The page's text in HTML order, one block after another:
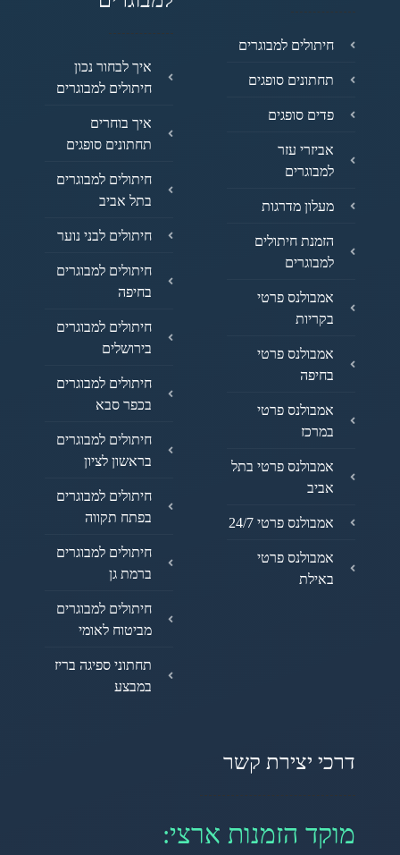
חיתולים למבוגרים
תחתונים סופגים
פדים סופגים
אביזרי עזר
למבוגרים
מעלון מדרגות
הזמנת חיתולים
למבוגרים
אמבולנס פרטי
בקריות
אמבולנס פרטי
בחיפה
אמבולנס פרטי
במרכז
אמבולנס פרטי בתל
אביב
אמבולנס פרטי 24/7
אמבולנס פרטי
באילת
איך לבחור נכון
חיתולים למבוגרים
איך בוחרים
תחתונים סופגים
חיתולים למבוגרים
בתל אביב
חיתולים לבני נוער
חיתולים למבוגרים
בחיפה
חיתולים למבוגרים
בירושלים
חיתולים למבוגרים
בכפר סבא
חיתולים למבוגרים
בראשון לציון
חיתולים למבוגרים
בפתח תקווה
חיתולים למבוגרים
ברמת גן
חיתולים למבוגרים
מביטוח לאומי
תחתוני ספיגה בריז
במבצע
דרכי יצירת קשר
מוקד הזמנות ארצי: